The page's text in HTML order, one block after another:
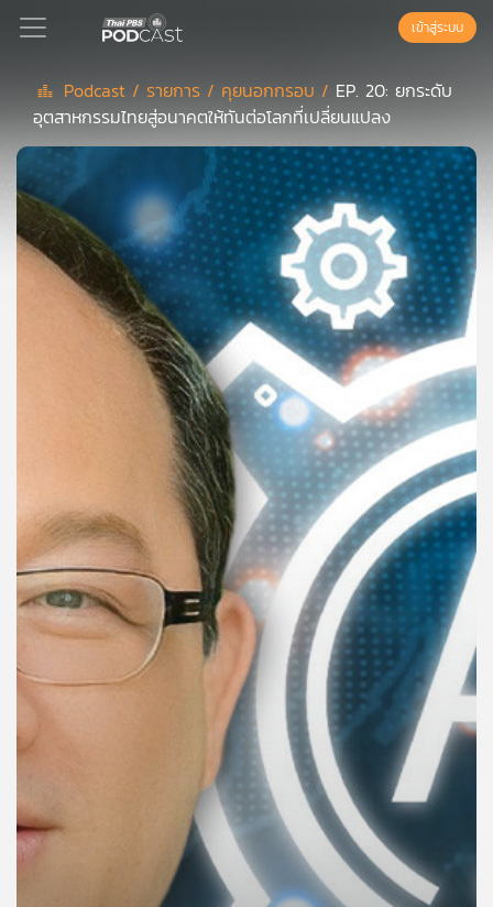
Podcast
เพล
ลิ
เพลง
บทความ
ข่าว
เข้าสู่ระบบ
Podcast / รายการ / คุยนอกกรอบ / EP. 20: ยกระดับ
อุตสาหกรรมไทยสู่อนาคตให้ทันต่อโลกที่เปลี่ยนแปลง